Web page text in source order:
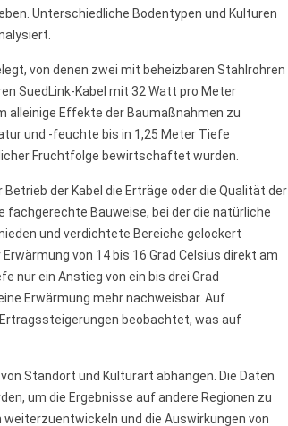
Unterschiedliche Bodentypen und Kulturen
von denen zwei mit beheizbaren Stahlrohren
SuedLink-Kabel mit 32 Watt pro Meter
alleinige Effekte der Baumaßnahmen zu
und -feuchte bis in 1,25 Meter Tiefe
Fruchtfolge bewirtschaftet wurden.
der Kabel die Erträge oder die Qualität der
fachgerechte Bauweise, bei der die natürliche
und verdichtete Bereiche gelockert
von 14 bis 16 Grad Celsius direkt am
nur ein Anstieg von ein bis drei Grad
Erwärmung mehr nachweisbar. Auf
beobachtet, was auf
Standort und Kulturart abhängen. Die Daten
um die Ergebnisse auf andere Regionen zu
und die Auswirkungen von